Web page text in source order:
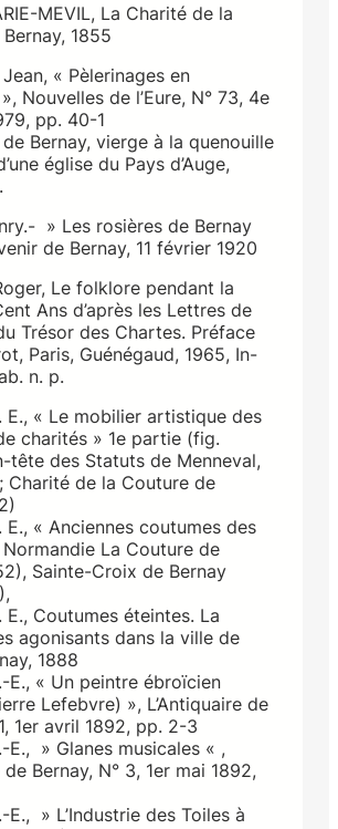
MEVIL, La Charité de la
1855
Jean, « Pèlerinages en
Nouvelles de l’Eure, N° 73, 4e
pp. 40-1
Bernay, vierge à la quenouille
église du Pays d’Auge,
» Les rosières de Bernay
de Bernay, 11 février 1920
Le folklore pendant la
Ans d’après les Lettres de
Trésor des Chartes. Préface
Paris, Guénégaud, 1965, In-
n. p.
E., « Le mobilier artistique des
charités » 1e partie (fig.
tête des Statuts de Menneval,
Charité de la Couture de
E., « Anciennes coutumes des
La Couture de
Sainte-Croix de Bernay
E., Coutumes éteintes. La
agonisants dans la ville de
1888
E., « Un peintre ébroïcien
Lefebvre) », L’Antiquaire de
1er avril 1892, pp. 2-3
E., » Glanes musicales « ,
de Bernay, N° 3, 1er mai 1892,
E., » L’Industrie des Toiles à